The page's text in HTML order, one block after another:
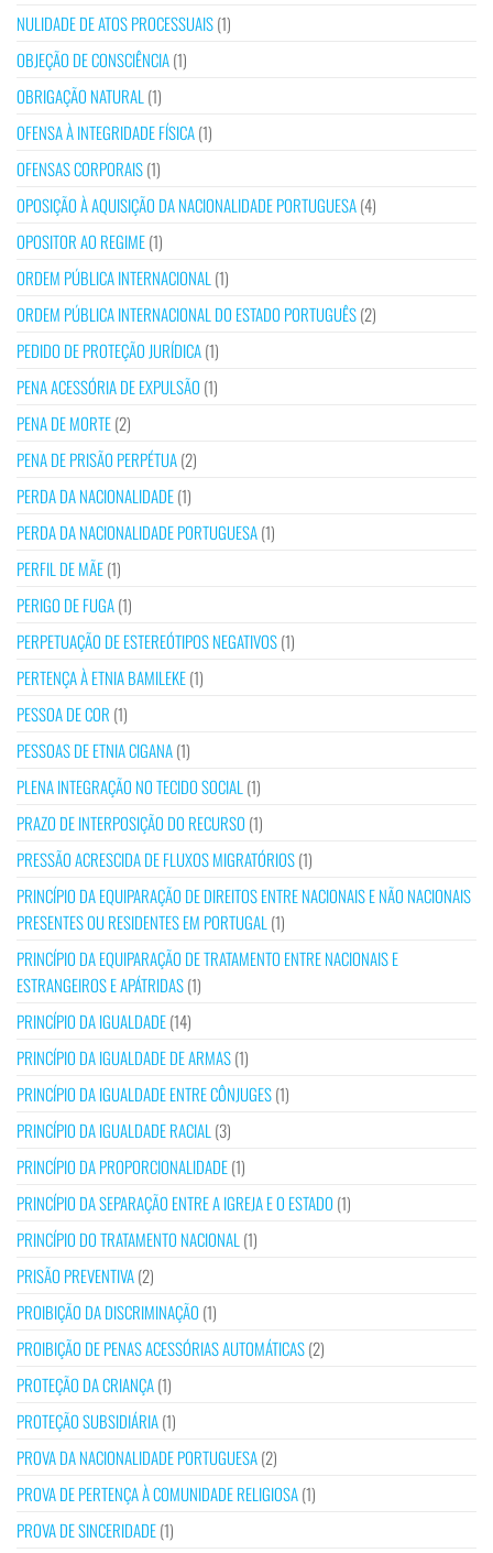
NULIDADE DE ATOS PROCESSUAIS(1)
OBJEÇÃO DE CONSCIÊNCIA(1)
OBRIGAÇÃO NATURAL (1)
OFENSA À INTEGRIDADE FÍSICA(1)
OFENSAS CORPORAIS(1)
OPOSIÇÃO À AQUISIÇÃO DA NACIONALIDADE PORTUGUESA(4)
OPOSITOR AO REGIME(1)
ORDEM PÚBLICA INTERNACIONAL (1)
ORDEM PÚBLICA INTERNACIONAL DO ESTADO PORTUGUÊS(2)
PEDIDO DE PROTEÇÃO JURÍDICA(1)
PENA ACESSÓRIA DE EXPULSÃO (1)
PENA DE MORTE(2)
PENA DE PRISÃO PERPÉTUA(2)
PERDA DA NACIONALIDADE(1)
PERDA DA NACIONALIDADE PORTUGUESA(1)
PERFIL DE MÃE(1)
PERIGO DE FUGA(1)
PERPETUAÇÃO DE ESTEREÓTIPOS NEGATIVOS(1)
PERTENÇA À ETNIA BAMILEKE(1)
PESSOA DE COR (1)
PESSOAS DE ETNIA CIGANA(1)
PLENA INTEGRAÇÃO NO TECIDO SOCIAL (1)
PRAZO DE INTERPOSIÇÃO DO RECURSO (1)
PRESSÃO ACRESCIDA DE FLUXOS MIGRATÓRIOS(1)
PRINCÍPIO DA EQUIPARAÇÃO DE DIREITOS ENTRE NACIONAIS E NÃO NACIONAIS
PRESENTES OU RESIDENTES EM PORTUGAL (1)
PRINCÍPIO DA EQUIPARAÇÃO DE TRATAMENTO ENTRE NACIONAIS E
ESTRANGEIROS E APÁTRIDAS(1)
PRINCÍPIO DA IGUALDADE(14)
PRINCÍPIO DA IGUALDADE DE ARMAS(1)
PRINCÍPIO DA IGUALDADE ENTRE CÔNJUGES(1)
PRINCÍPIO DA IGUALDADE RACIAL (3)
PRINCÍPIO DA PROPORCIONALIDADE(1)
PRINCÍPIO DA SEPARAÇÃO ENTRE A IGREJA E O ESTADO (1)
PRINCÍPIO DO TRATAMENTO NACIONAL (1)
PRISÃO PREVENTIVA(2)
PROIBIÇÃO DA DISCRIMINAÇÃO (1)
PROIBIÇÃO DE PENAS ACESSÓRIAS AUTOMÁTICAS(2)
PROTEÇÃO DA CRIANÇA(1)
PROTEÇÃO SUBSIDIÁRIA(1)
PROVA DA NACIONALIDADE PORTUGUESA(2)
PROVA DE PERTENÇA À COMUNIDADE RELIGIOSA(1)
PROVA DE SINCERIDADE(1)